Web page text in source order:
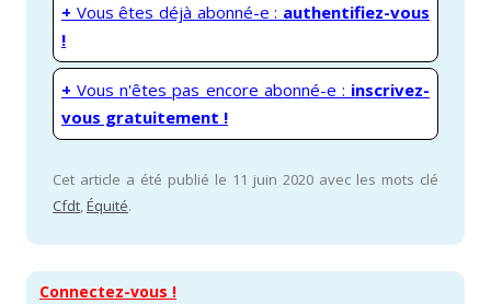
+ Vous êtes déjà abonné-e : authentifiez-vous
!
+ Vous n'êtes pas encore abonné-e : inscrivez-
vous gratuitement !
Cet article a été publié le 11 juin 2020 avec les mots clé
Cfdt,Équité.
Connectez-vous !